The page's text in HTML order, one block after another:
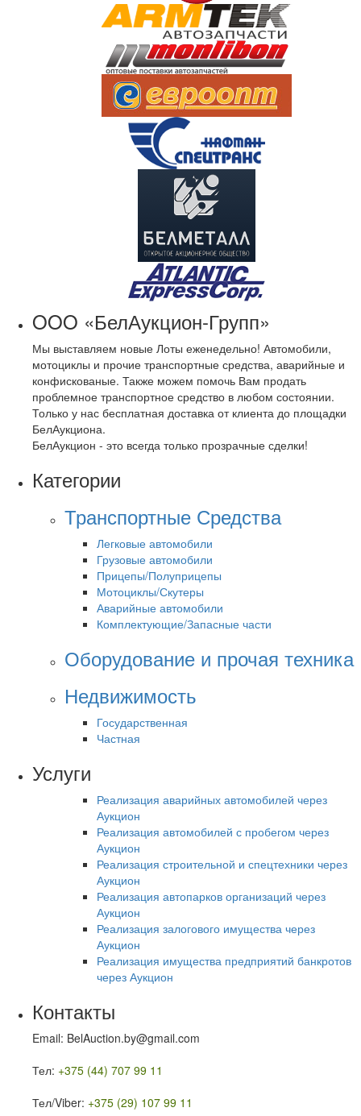
OOO «БелАукцион-Групп»
Мы выставляем новые Лоты еженедельно! Автомобили,
мотоциклы и прочие транспортные средства, аварийные и
конфискованые. Также можем помочь Вам продать
проблемное транспортное средство в любом состоянии.
Только у нас бесплатная доставка от клиента до площадки
БелАукциона.
БелАукцион - это всегда только прозрачные сделки!
Категории
Транспортные Средства
Легковые автомобили
Грузовые автомобили
Прицепы/Полуприцепы
Мотоциклы/Скутеры
Аварийные автомобили
Комплектующие/Запасные части
Оборудование и прочая техника
Недвижимость
Государственная
Частная
Услуги
Реализация аварийных автомобилей через
Аукцион
Реализация автомобилей с пробегом через
Аукцион
Реализация строительной и спецтехники через
Аукцион
Реализация автопарков организаций через
Аукцион
Реализация залогового имущества через
Аукцион
Реализация имущества предприятий банкротов
через Аукцион
Контакты
Email: BelAuction.by@gmail.com
Тел: +375 (44) 707 99 11
Тел/Viber: +375 (29) 107 99 11